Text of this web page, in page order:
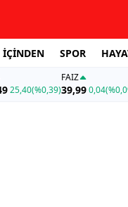
SPOR
25,40(%0,39)
FAİZ
39,990,04